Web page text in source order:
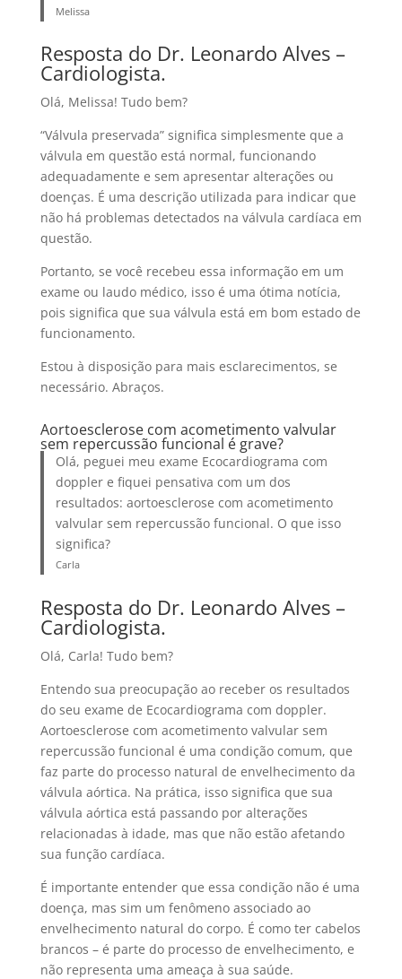
Melissa
Resposta do Dr. Leonardo Alves –
Cardiologista.
Olá, Melissa! Tudo bem?
“Válvula preservada” significa simplesmente que a
válvula em questão está normal, funcionando
adequadamente e sem apresentar alterações ou
doenças. É uma descrição utilizada para indicar que
não há problemas detectados na válvula cardíaca em
questão.
Portanto, se você recebeu essa informação em um
exame ou laudo médico, isso é uma ótima notícia,
pois significa que sua válvula está em bom estado de
funcionamento.
Estou à disposição para mais esclarecimentos, se
necessário. Abraços.
Aortoesclerose com acometimento valvular
sem repercussão funcional é grave?
Olá, peguei meu exame Ecocardiograma com
doppler e fiquei pensativa com um dos
resultados: aortoesclerose com acometimento
valvular sem repercussão funcional. O que isso
significa?
Carla
Resposta do Dr. Leonardo Alves –
Cardiologista.
Olá, Carla! Tudo bem?
Entendo sua preocupação ao receber os resultados
do seu exame de Ecocardiograma com doppler.
Aortoesclerose com acometimento valvular sem
repercussão funcional é uma condição comum, que
faz parte do processo natural de envelhecimento da
válvula aórtica. Na prática, isso significa que sua
válvula aórtica está passando por alterações
relacionadas à idade, mas que não estão afetando
sua função cardíaca.
É importante entender que essa condição não é uma
doença, mas sim um fenômeno associado ao
envelhecimento natural do corpo. É como ter cabelos
brancos – é parte do processo de envelhecimento, e
não representa uma ameaça à sua saúde.